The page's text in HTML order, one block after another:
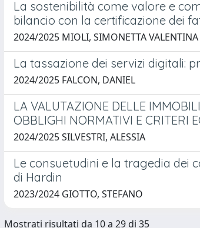
La sostenibilità come valore e
bilancio con la certificazione dei
2024/2025 MIOLI, SIMONETTA VALENTINA
La tassazione dei servizi digitali:
2024/2025 FALCON, DANIEL
LA VALUTAZIONE DELLE
OBBLIGHI NORMATIVI E CRITERI
2024/2025 SILVESTRI, ALESSIA
Le consuetudini e la tragedia dei
di Hardin
2023/2024 GIOTTO, STEFANO
Mostrati risultati da 10 a 29 di 35